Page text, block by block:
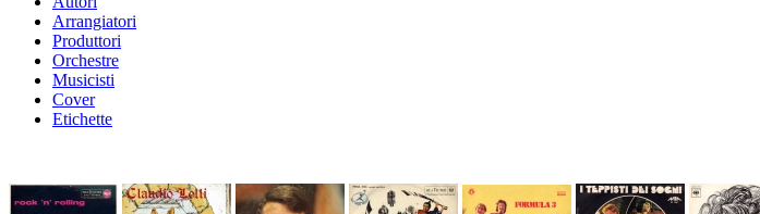
Arrangiatori
Produttori
Orchestre
Musicisti
Cover
Etichette